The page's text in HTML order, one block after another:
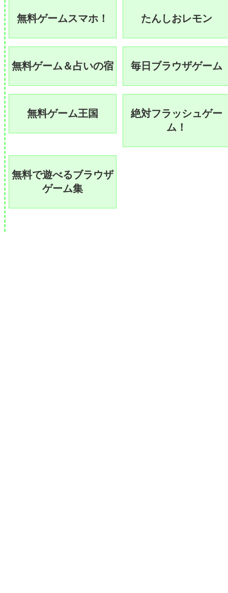
無料ゲームスマホ！ たんしおレモン
無料ゲーム＆占いの宿 毎日ブラウザゲーム
無料ゲーム王国
絶対フラッシュゲー
ム！
無料で遊べるブラウザ
ゲーム集